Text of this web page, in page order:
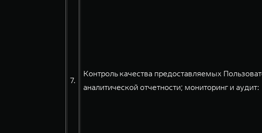
7.
Контроль качества предоставляемых
аналитической отчетности; мониторинг и аудит: